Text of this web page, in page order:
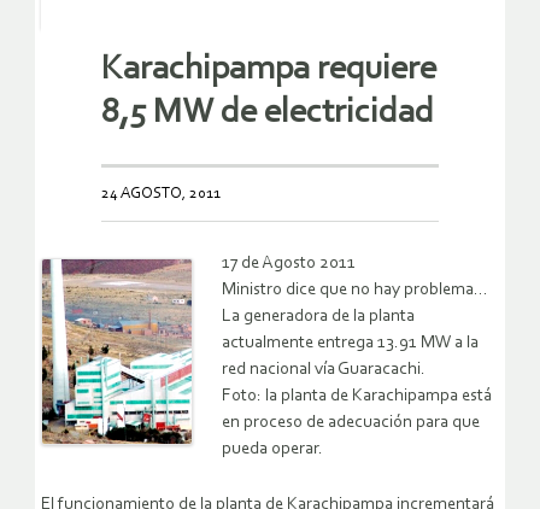
Karachipampa requiere
8,5 MW de electricidad
24 AGOSTO, 2011
17 de Agosto 2011
Ministro dice que no hay problema…
La generadora de la planta
actualmente entrega 13.91 MW a la
red nacional vía Guaracachi.
Foto: la planta de Karachipampa está
en proceso de adecuación para que
pueda operar.
El funcionamiento de la planta de Karachipampa incrementará